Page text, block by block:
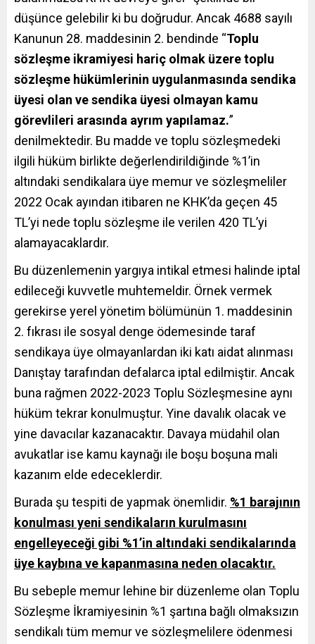
düşünce gelebilir ki bu doğrudur. Ancak 4688 sayılı
Kanunun 28. maddesinin 2. bendinde “Toplu
sözleşme ikramiyesi hariç olmak üzere toplu
sözleşme hükümlerinin uygulanmasında sendika
üyesi olan ve sendika üyesi olmayan kamu
görevlileri arasında ayrım yapılamaz.”
denilmektedir. Bu madde ve toplu sözleşmedeki
ilgili hüküm birlikte değerlendirildiğinde %1’in
altındaki sendikalara üye memur ve sözleşmeliler
2022 Ocak ayından itibaren ne KHK’da geçen 45
TL’yi nede toplu sözleşme ile verilen 420 TL’yi
alamayacaklardır.
Bu düzenlemenin yargıya intikal etmesi halinde iptal
edileceği kuvvetle muhtemeldir. Örnek vermek
gerekirse yerel yönetim bölümünün 1. maddesinin
2. fıkrası ile sosyal denge ödemesinde taraf
sendikaya üye olmayanlardan iki katı aidat alınması
Danıştay tarafından defalarca iptal edilmiştir. Ancak
buna rağmen 2022-2023 Toplu Sözleşmesine aynı
hüküm tekrar konulmuştur. Yine davalık olacak ve
yine davacılar kazanacaktır. Davaya müdahil olan
avukatlar ise kamu kaynağı ile boşu boşuna mali
kazanım elde edeceklerdir.
Burada şu tespiti de yapmak önemlidir. %1 barajının
konulması yeni sendikaların kurulmasını
engelleyeceği gibi %1’in altındaki sendikalarında
üye kaybına ve kapanmasına neden olacaktır.
Bu sebeple memur lehine bir düzenleme olan Toplu
Sözleşme İkramiyesinin %1 şartına bağlı olmaksızın
sendikalı tüm memur ve sözleşmelilere ödenmesi